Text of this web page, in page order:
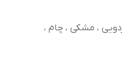
، مشکی ، چام ،